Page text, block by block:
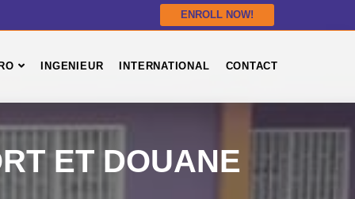
ENROLL NOW!
INGENIEUR INTERNATIONAL CONTACT
ET DOUANE